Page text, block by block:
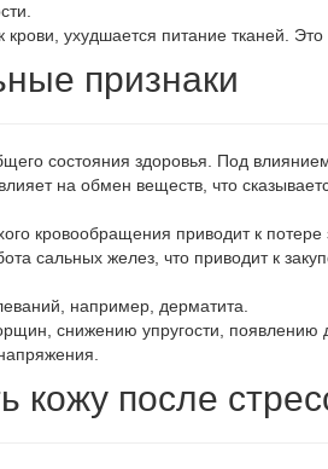
ухудшается питание тканей. Это
признаки
состояния здоровья. Под
на обмен веществ, что
кровообращения приводит к потере
сальных желез, что приводит к
например, дерматита.
снижению упругости, появлению
кожу после